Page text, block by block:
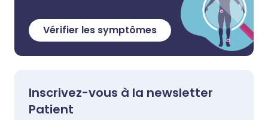
Vérifier les symptômes
Inscrivez-vous à la newsletter
Patient